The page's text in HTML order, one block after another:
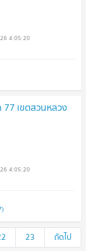
4:05:20
77 เขตสวนหลวง
4:05:20
23 ถัดไป